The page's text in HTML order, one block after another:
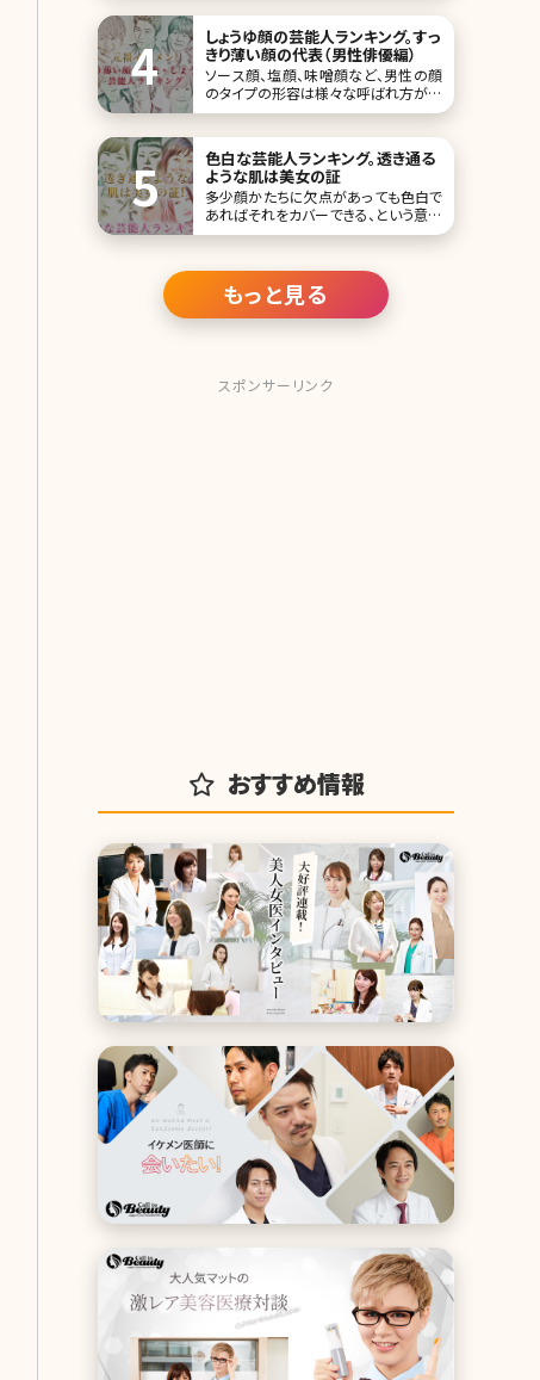
しょうゆ顔の芸能人ランキング。すっ
きり薄い顔の代表（男性俳優編）
ソース顔、塩顔、味噌顔など、男性の顔
のタイプの形容は様々な呼ばれ方があ
りますが、一番日本人らしい顔立ちと言
たこともあるしょうゆ顔は、すっきりして
いて、薄い顔が特徴。 ファッションも、派
手ではなく地味ではなく、ナチュラルな
感じの人
色白な芸能人ランキング。透き通る
ような肌は美女の証
多少顔かたちに欠点があっても色白で
あればそれをカバーできる、という意味
を持つ「色の白いは七難隠す」というこ
などでだいぶ雰囲気が変わりますが、
色白という点においては小細工出でき
る限度はしれていて、基本的なケアやも
ともと持っている肌質が大切です。 今
もっと見る
スポンサーリンク
おすすめ情報